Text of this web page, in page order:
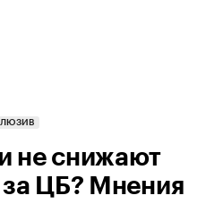
не снижают
за ЦБ? Мнения